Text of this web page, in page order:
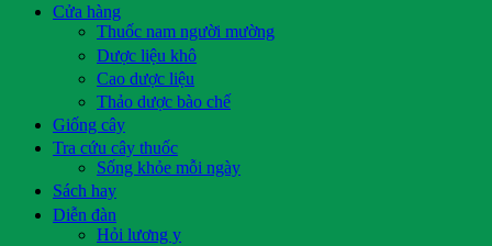
Cửa hàng
Thuốc nam người mường
Dược liệu khô
Cao dược liệu
Thảo dược bào chế
Giống cây
Tra cứu cây thuốc
Sống khỏe mỗi ngày
Sách hay
Diễn đàn
Hỏi lương y